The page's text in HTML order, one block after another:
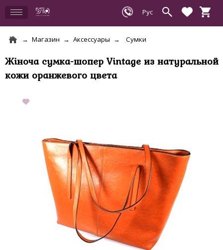
Магазин Аксессуары Сумки
Жіноча сумка-шопер Vintage из натуральной
кожи оранжевого цвета